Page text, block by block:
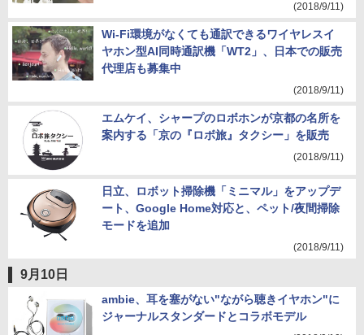
(2018/9/11)
Wi-Fi環境がなくても通訳できるワイヤレスイ
ヤホン型AI同時通訳機「WT2」、日本での販売
代理店も募集中
(2018/9/11)
エムケイ、シャープのロボホンが京都の名所を
案内する「京の『ロボ旅』タクシー」を販売
(2018/9/11)
日立、ロボット掃除機「ミニマル」をアップデ
ート、Google Home対応と、ペット/夜間掃除
モードを追加
(2018/9/11)
9月10日
ambie、耳を塞がない"ながら聴きイヤホン"に
ジャーナルスタンダードとコラボモデル